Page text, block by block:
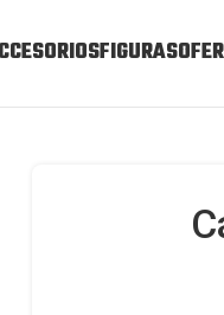
FIGURAS